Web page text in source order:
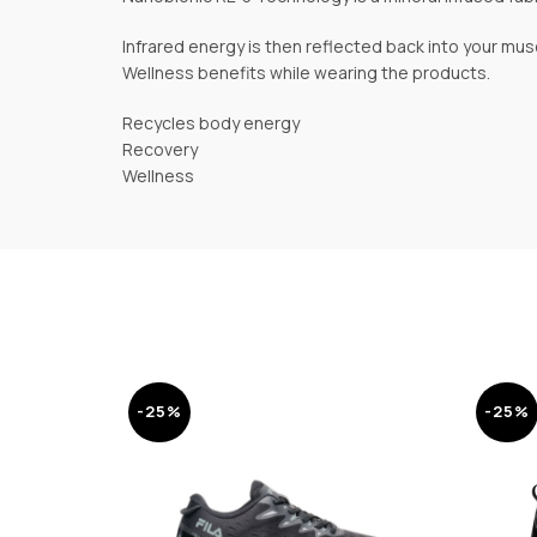
Infrared energy is then reflected back into your
Wellness benefits while wearing the products.
Recycles body energy
Recovery
Wellness
-25% -25%